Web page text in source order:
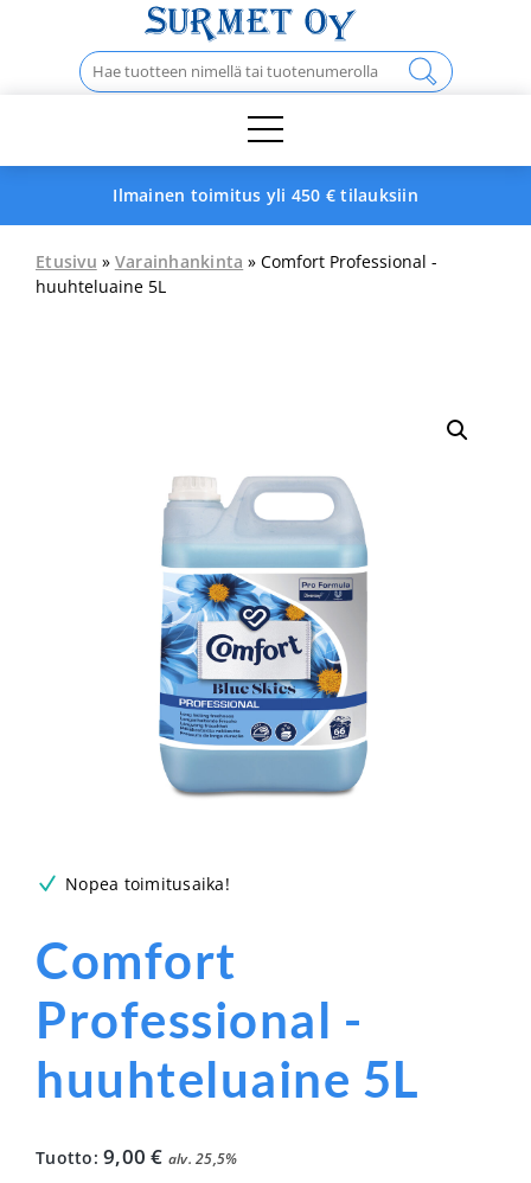
Haku:
Ilmainen toimitus yli 450 € tilauksiin
Etusivu » Varainhankinta » Comfort Professional -
huuhteluaine 5L
Nopea toimitusaika!
Comfort
Professional -
huuhteluaine 5L
Tuotto: 9,00€ alv. 25,5%